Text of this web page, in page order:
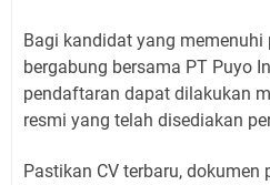
Bagi kandidat yang
bergabung bersama PT Puyo
pendaftaran dapat dilakukan
resmi yang telah disediakan
Pastikan CV terbaru,